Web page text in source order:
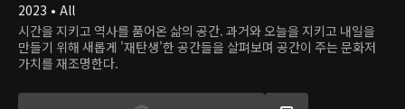
2023 • All
시간을 지키고 역사를 품어온 삶의 공간. 과거와 오늘을 지키고 내일을
만들기 위해 새롭게 '재탄생'한 공간들을 살펴보며 공간이 주는 문화저
가치를 재조명한다.